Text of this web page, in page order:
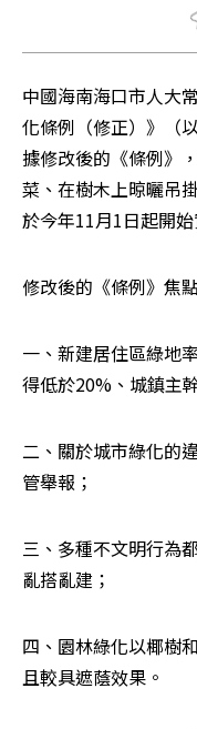
中國海南海口市人大
化條例（修正）》（
據修改後的《條例》
菜、在樹木上晾曬吊
於今年11月1日起開始
修改後的《條例》焦
一、新建居住區綠地
得低於20%、城鎮主
二、關於城市綠化的
管舉報；
三、多種不文明行為
亂搭亂建；
四、園林綠化以椰樹
且較具遮蔭效果。